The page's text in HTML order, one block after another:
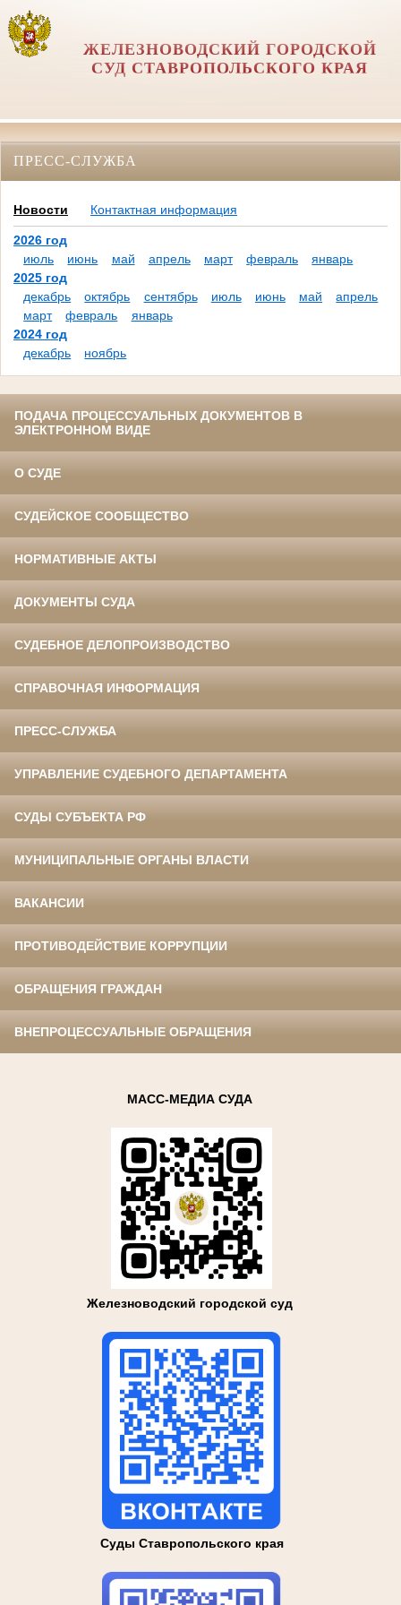
ЖЕЛЕЗНОВОДСКИЙ ГОРОДСКОЙ
СУД СТАВРОПОЛЬСКОГО КРАЯ
ПРЕСС-СЛУЖБА
Новости Контактная информация
2026 год
июль
июнь май апрель март февраль
январь
2025 год
декабрь
октябрь сентябрь июль июнь май
апрель
март
февраль
январь
2024 год
декабрь
ноябрь
ПОДАЧА ПРОЦЕССУАЛЬНЫХ ДОКУМЕНТОВ В
ЭЛЕКТРОННОМ ВИДЕ
О СУДЕ
СУДЕЙСКОЕ СООБЩЕСТВО
НОРМАТИВНЫЕ АКТЫ
ДОКУМЕНТЫ СУДА
СУДЕБНОЕ ДЕЛОПРОИЗВОДСТВО
СПРАВОЧНАЯ ИНФОРМАЦИЯ
ПРЕСС-СЛУЖБА
УПРАВЛЕНИЕ СУДЕБНОГО ДЕПАРТАМЕНТА
СУДЫ СУБЪЕКТА РФ
МУНИЦИПАЛЬНЫЕ ОРГАНЫ ВЛАСТИ
ВАКАНСИИ
ПРОТИВОДЕЙСТВИЕ КОРРУПЦИИ
ОБРАЩЕНИЯ ГРАЖДАН
ВНЕПРОЦЕССУАЛЬНЫЕ ОБРАЩЕНИЯ
МАСС-МЕДИА СУДА
Железноводский городской суд
Суды Ставропольского края